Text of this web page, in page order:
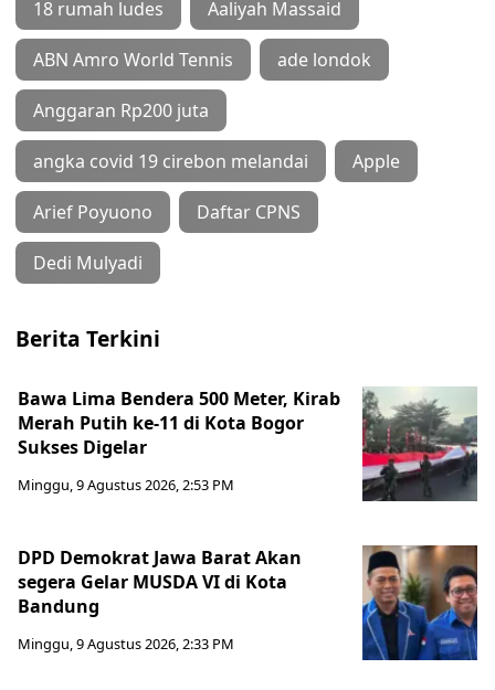
18 rumah ludes Aaliyah Massaid
ABN Amro World Tennis ade londok
Anggaran Rp200 juta
angka covid 19 cirebon melandai Apple
Arief Poyuono Daftar CPNS
Dedi Mulyadi
Berita Terkini
Bawa Lima Bendera 500 Meter, Kirab
Merah Putih ke-11 di Kota Bogor
Sukses Digelar
Minggu, 9 Agustus 2026, 2:53 PM
DPD Demokrat Jawa Barat Akan
segera Gelar MUSDA VI di Kota
Bandung
Minggu, 9 Agustus 2026, 2:33 PM